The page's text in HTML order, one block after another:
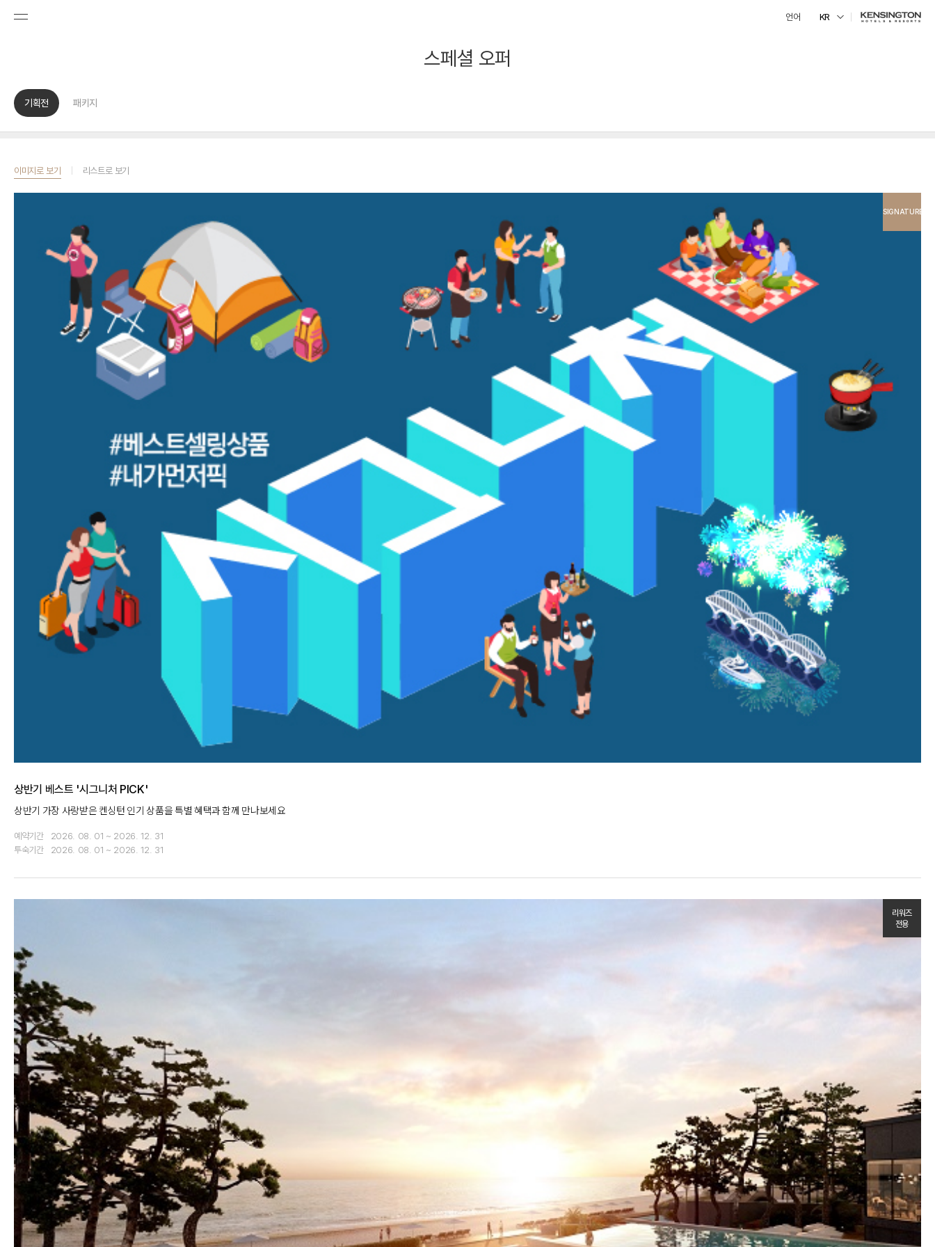
언어 KR
스페셜 오퍼
기획전 패키지
이미지로 보기 리스트로 보기
SIGNATURE
상반기 베스트 '시그니처 PICK'
상반기 가장 사랑받은 켄싱턴 인기 상품을 특별 혜택과 함께 만나보세요
예약기간
2026. 08. 01 ~ 2026. 12. 31
투숙기간
2026. 08. 01 ~ 2026. 12. 31
리워즈
전용